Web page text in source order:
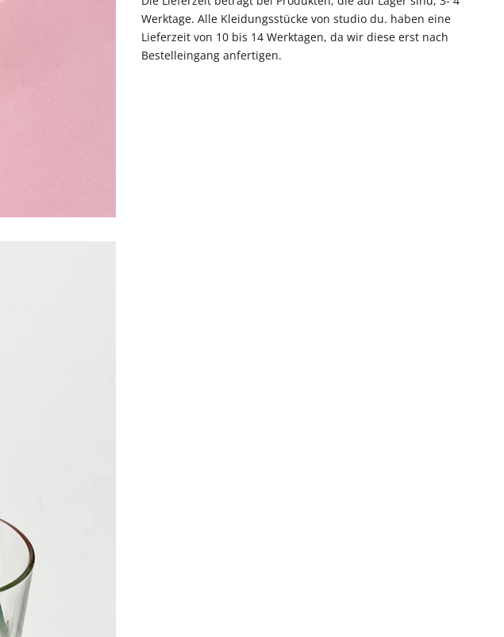
Werktage. Alle Kleidungsstücke von studio du. haben eine
Lieferzeit von 10 bis 14 Werktagen, da wir diese erst nach
Bestelleingang anfertigen.